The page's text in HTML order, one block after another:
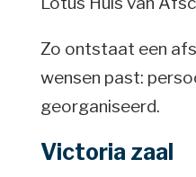
Zo ontstaat een
wensen past:
georganiseerd.
Victoria zaal